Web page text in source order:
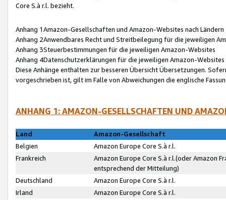
Core S.à r.l. bezieht.
Anhang 1Amazon-Gesellschaften und Amazon-Websites nach Ländern
Anhang 2Anwendbares Recht und Streitbeilegung für die jeweiligen
Anhang 3Steuerbestimmungen für die jeweiligen Amazon-Websites
Anhang 4Datenschutzerklärungen für die jeweiligen Amazon-Websites
Diese Anhänge enthalten zur besseren Übersicht Übersetzungen.
vorgeschrieben ist, gilt im Falle von Abweichungen die englische
ANHANG 1: AMAZON-GESELLSCHAFTEN UND
Land
Amazon-Gesellschaft
Belgien
Amazon Europe Core S.à r.l.
Frankreich
Amazon Europe Core S.à r.l.(oder Amazon
entsprechend der Mitteilung)
Deutschland
Amazon Europe Core S.à r.l.
Irland
Amazon Europe Core S.à r.l.